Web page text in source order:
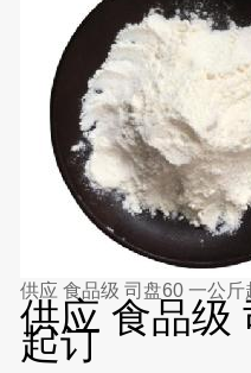
供应 食品级 司盘60 一公斤
供应 食品级
起订